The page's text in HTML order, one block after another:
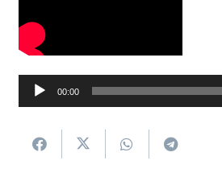
Soinu
erreproduzigailua
00:00